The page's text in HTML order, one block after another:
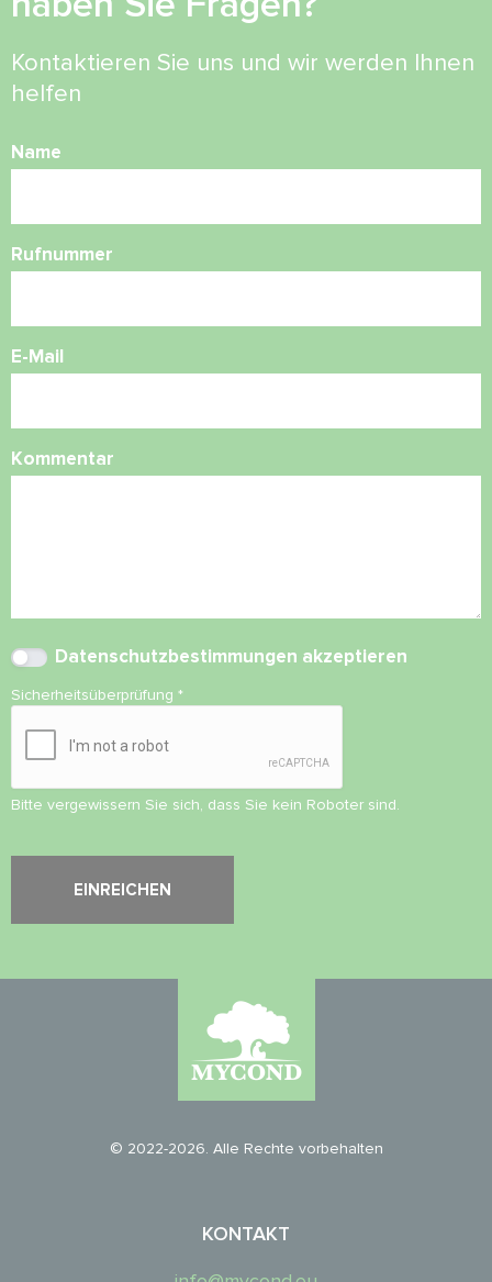
Kontaktieren Sie uns und wir werden Ihnen
helfen
Name
Rufnummer
E-Mail
Kommentar
Datenschutzbestimmungen akzeptieren
Sicherheitsüberprüfung *
Bitte vergewissern Sie sich, dass Sie kein Roboter sind.
© 2022-2026. Alle Rechte vorbehalten
KONTAKT